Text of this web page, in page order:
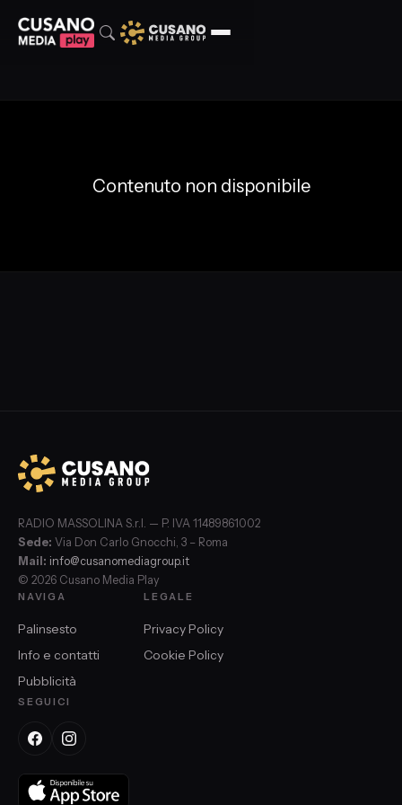
Contenuto non disponibile
RADIO MASSOLINA S.r.l. — P. IVA 11489861002
Sede: Via Don Carlo Gnocchi, 3 – Roma
Mail: info@cusanomediagroup.it
© 2026 Cusano Media Play
NAVIGA
Palinsesto
Info e contatti
Pubblicità
LEGALE
Privacy Policy
Cookie Policy
SEGUICI